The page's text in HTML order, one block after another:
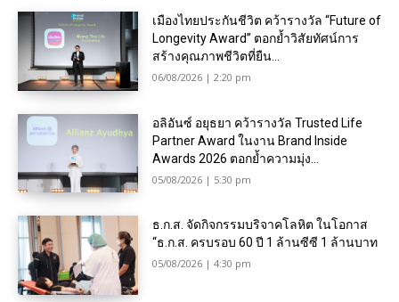
เมืองไทยประกันชีวิต คว้ารางวัล “Future of
Longevity Award” ตอกย้ำวิสัยทัศน์การ
สร้างคุณภาพชีวิตที่ยืน...
06/08/2026 | 2:20 pm
อลิอันซ์ อยุธยา คว้ารางวัล Trusted Life
Partner Award ในงาน Brand Inside
Awards 2026 ตอกย้ำความมุ่ง...
05/08/2026 | 5:30 pm
ธ.ก.ส. จัดกิจกรรมบริจาคโลหิต ในโอกาส
“ธ.ก.ส. ครบรอบ 60 ปี 1 ล้านซีซี 1 ล้านบาท
05/08/2026 | 4:30 pm